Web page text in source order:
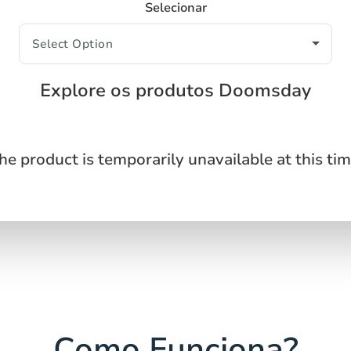
Selecionar
Explore os produtos Doomsday
product is temporarily unavailable at this